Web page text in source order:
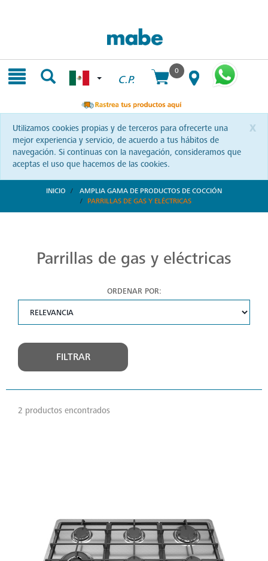
C.P.
0
x
Utilizamos cookies propias y de terceros para ofrecerte una
mejor experiencia y servicio, de acuerdo a tus hábitos de
navegación. Si continuas con la navegación, consideramos que
aceptas el uso que hacemos de las cookies.
INICIO
AMPLIA GAMA DE PRODUCTOS DE COCCIÓN
PARRILLAS DE GAS Y ELÉCTRICAS
Parrillas de gas y eléctricas
ORDENAR POR:
FILTRAR
2 productos encontrados